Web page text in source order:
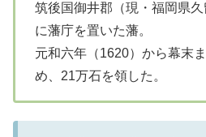
筑後国御井郡（現・福岡県
に藩庁を置いた藩。
元和六年（1620）から幕末
め、21万石を領した。